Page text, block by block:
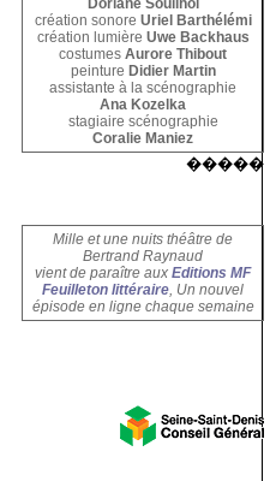
Doriane Souilhol
création sonore Uriel Barthélémi
création lumière Uwe Backhaus
costumes Aurore Thibout
peinture Didier Martin
assistante à la scénographie
Ana Kozelka
stagiaire scénographie
Coralie Maniez
�����
Mille et une nuits théâtre de
Bertrand Raynaud
vient de paraître aux Editions MF
Feuilleton littéraire , Un nouvel
épisode en ligne chaque semaine